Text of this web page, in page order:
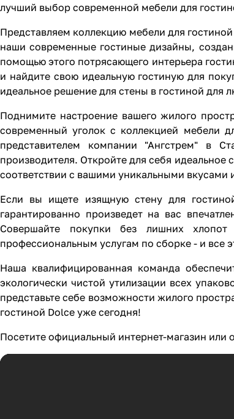
лучший выбор современной мебели для
Представляем коллекцию мебели для
наши современные гостиные дизайны,
помощью этого потрясающего интерьера
и найдите свою идеальную гостиную для
идеальное решение для стены в гостиной для
Поднимите настроение вашего жилого
современный уголок с коллекцией мебели
представителем компании "Ангстрем" в
производителя. Откройте для себя
соответствии с вашими уникальными вкусами
Если вы ищете изящную стену для
гарантированно произведет на вас
Совершайте покупки без лишних
профессиональным услугам по сборке - и все
Наша квалифицированная команда
экологически чистой утилизации всех
представьте себе возможности жилого
гостиной Dolce уже сегодня!
Посетите официальный интернет-магазин